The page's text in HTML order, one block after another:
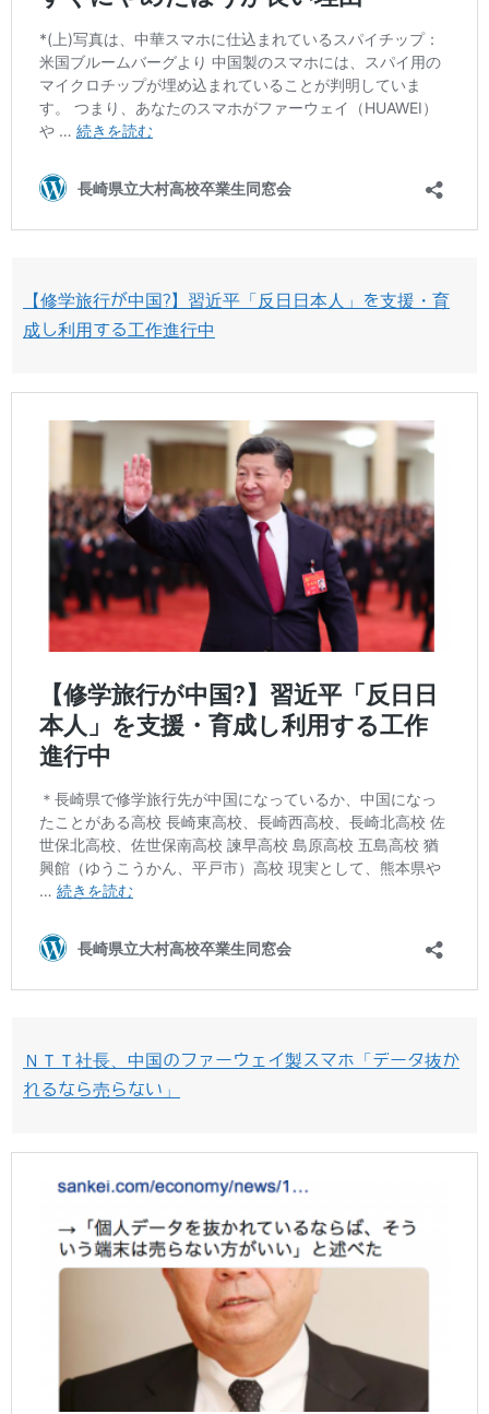
【修学旅行が中国?】習近平「反日日本人」を支援・育
成し利用する工作進行中
ＮＴＴ社長、中国のファーウェイ製スマホ「データ抜か
れるなら売らない」